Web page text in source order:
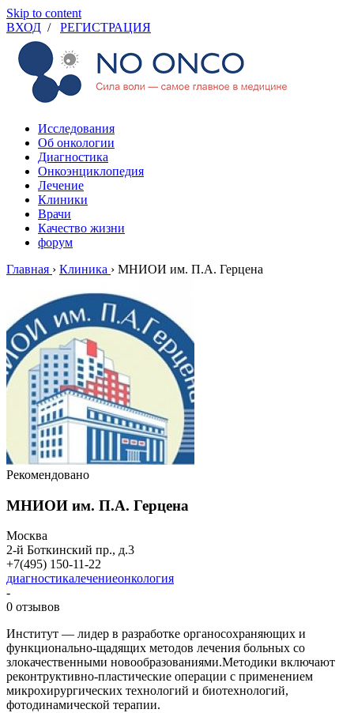
Skip to content
ВХОД / РЕГИСТРАЦИЯ
Исследования
Об онкологии
Диагностика
Онкоэнциклопедия
Лечение
Клиники
Врачи
Качество жизни
форум
Главная › Клиника › МНИОИ им. П.А. Герцена
Рекомендовано
МНИОИ им. П.А. Герцена
Москва
2-й Боткинский пр., д.3
+7(495) 150-11-22
диагностикалечениеонкология
-
0 отзывов
Институт — лидер в разработке органосохраняющих и
функционально-щадящих методов лечения больных со
злокачественными новообразованиями.Методики включают
реконтруктивно-пластические операции с применением
микрохирургических технологий и биотехнологий,
фотодинамической терапии.